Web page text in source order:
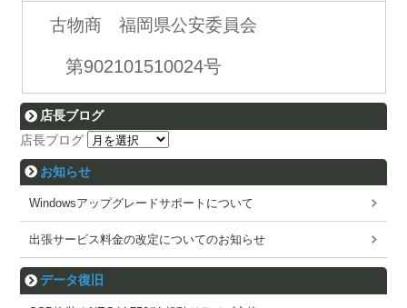
古物商 福岡県公安委員会
第902101510024号
店長ブログ
店長ブログ
お知らせ
Windowsアップグレードサポートについて
出張サービス料金の改定についてのお知らせ
データ復旧